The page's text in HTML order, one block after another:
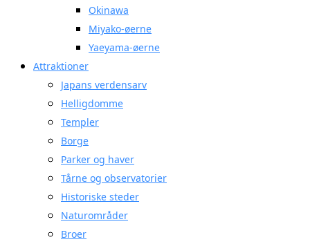
Okinawa
Miyako-øerne
Yaeyama-øerne
Attraktioner
Japans verdensarv
Helligdomme
Templer
Borge
Parker og haver
Tårne og observatorier
Historiske steder
Naturområder
Broer